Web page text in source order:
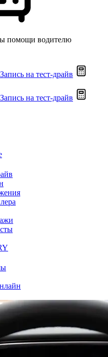
помощи водителю
Запись на тест-драйв
Запись на тест-драйв